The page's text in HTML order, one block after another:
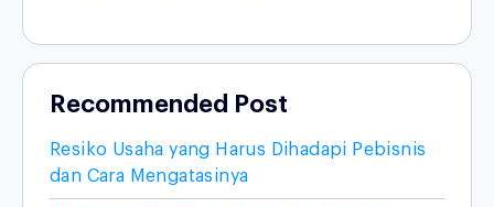
Recommended Post
Resiko Usaha yang Harus Dihadapi Pebisnis
dan Cara Mengatasinya